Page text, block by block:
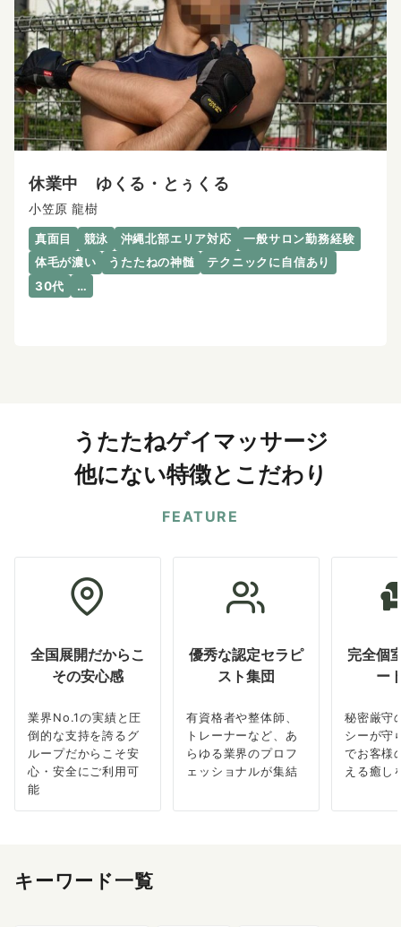
休業中 ゆくる・とぅくる
小笠原 龍樹
真面目 競泳 沖縄北部エリア対応
一般サロン勤務経験
体毛が濃い
うたたねの神髄
テクニックに自信あり
30代
…
うたたねゲイマッサージ
他にない特徴とこだわり
FEATURE
全国展開だからこ
その安心感
業界No.1の実績と圧
倒的な支持を誇るグ
ループだからこそ安
心・安全にご利用可
能
優秀な認定セラピ
スト集団
有資格者や整体師、
トレーナーなど、あ
らゆる業界のプロフ
ェッショナルが集結
完全個
ー
秘密厳守
シーが守
でお客様
える癒し
キーワード一覧